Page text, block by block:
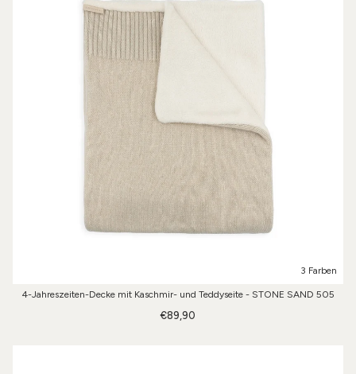
3 Farben
4-Jahreszeiten-Decke mit Kaschmir- und Teddyseite - STONE SAND 505
€89,90